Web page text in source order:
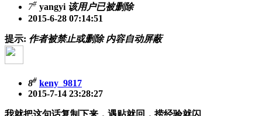
7# yangyi 该用户已被删除
2015-6-28 07:14:51
提示: 作者被禁止或删除 内容自动屏蔽
8# keny_9817
2015-7-14 23:28:27